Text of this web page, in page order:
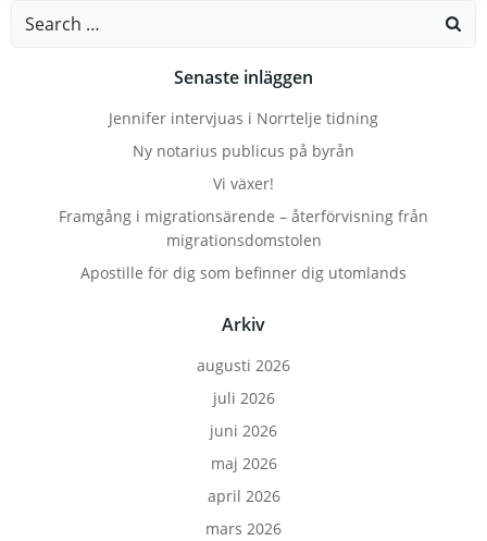
Search
Senaste inläggen
Jennifer intervjuas i Norrtelje tidning
Ny notarius publicus på byrån
Vi växer!
Framgång i migrationsärende – återförvisning från
migrationsdomstolen
Apostille för dig som befinner dig utomlands
Arkiv
augusti 2026
juli 2026
juni 2026
maj 2026
april 2026
mars 2026